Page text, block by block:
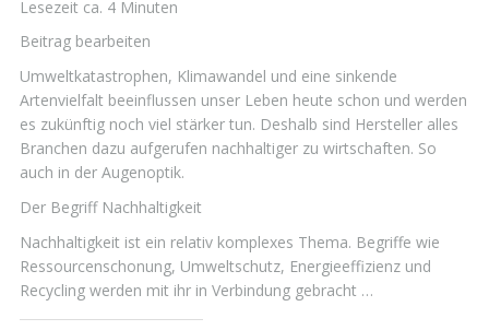
Lesezeit ca. 4 Minuten
Beitrag bearbeiten
Umweltkatastrophen, Klimawandel und eine sinkende
Artenvielfalt beeinflussen unser Leben heute schon und werden
es zukünftig noch viel stärker tun. Deshalb sind Hersteller alles
Branchen dazu aufgerufen nachhaltiger zu wirtschaften. So
auch in der Augenoptik.
Der Begriff Nachhaltigkeit
Nachhaltigkeit ist ein relativ komplexes Thema. Begriffe wie
Ressourcenschonung, Umweltschutz, Energieeffizienz und
Recycling werden mit ihr in Verbindung gebracht …